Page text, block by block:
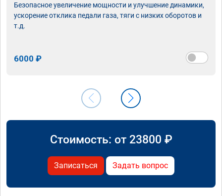
Безопасное увеличение мощности и улучшение динамики,
ускорение отклика педали газа, тяги с низких оборотов и
т.д.
6000 ₽
Стоимость: от 23800 ₽
Записаться Задать вопрос